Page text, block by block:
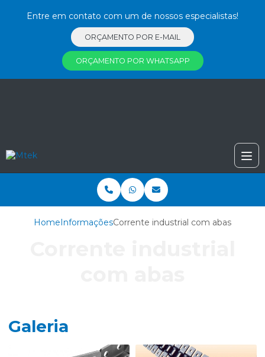
Entre em contato com um de nossos especialistas!
ORÇAMENTO POR E-MAIL
ORÇAMENTO POR WHATSAPP
HomeInformaçõesCorrente industrial com abas
Galeria